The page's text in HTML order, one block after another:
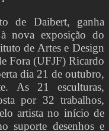
de Daibert, ganha
nova exposição do
de Artes e Design
Fora (UFJF) Ricardo
dia 21 de outubro,
As 21 esculturas,
por 32 trabalhos,
artista no início de
suporte desenhos e